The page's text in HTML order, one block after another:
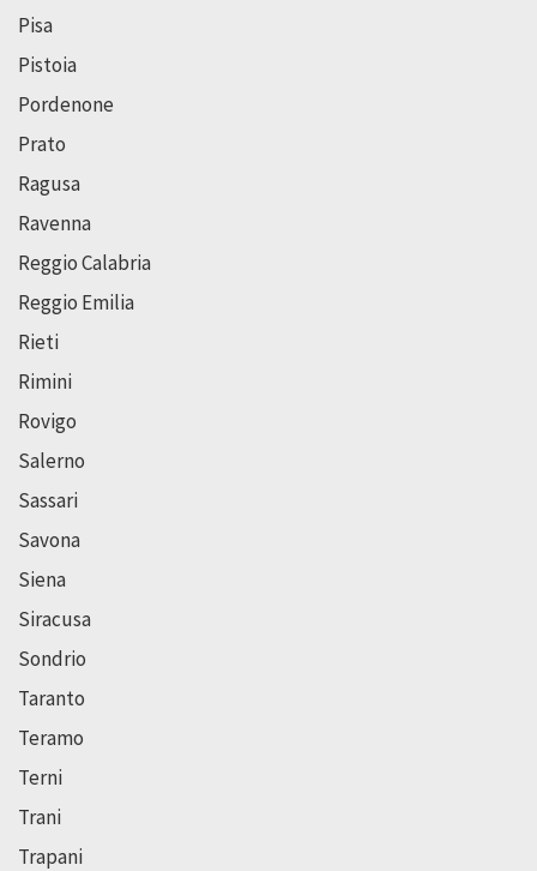
Pisa
Pistoia
Pordenone
Prato
Ragusa
Ravenna
Reggio Calabria
Reggio Emilia
Rieti
Rimini
Rovigo
Salerno
Sassari
Savona
Siena
Siracusa
Sondrio
Taranto
Teramo
Terni
Trani
Trapani